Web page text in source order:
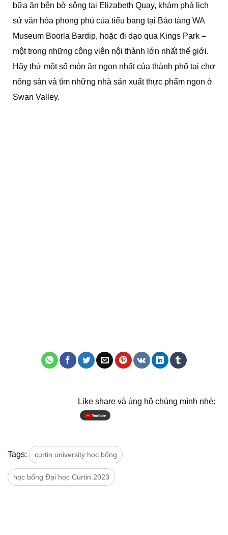
bữa ăn bên bờ sông tại Elizabeth Quay, khám phá lịch
sử văn hóa phong phú của tiểu bang tại Bảo tàng WA
Museum Boorla Bardip, hoặc đi dạo qua Kings Park –
một trong những công viên nội thành lớn nhất thế giới.
Hãy thử một số món ăn ngon nhất của thành phố tại chợ
nông sản và tìm những nhà sản xuất thực phẩm ngon ở
Swan Valley.
Like share và ủng hộ chúng mình nhé:
Tags: curtin university học bổng
học bổng Đại học Curtin 2023